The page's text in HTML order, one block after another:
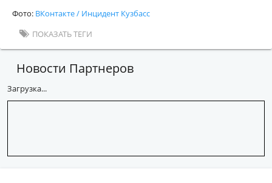
Фото: ВКонтакте / Инцидент Кузбасс
ПОКАЗАТЬ ТЕГИ
Новости Партнеров
Загрузка...